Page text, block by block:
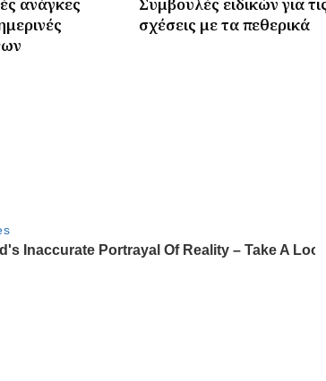
σχέσεις με τα πεθερικά